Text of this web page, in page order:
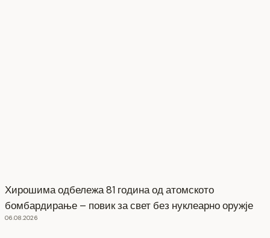
Хирошима одбележа 81 година од атомското
бомбардирање – повик за свет без нуклеарно оружје
06.08.2026